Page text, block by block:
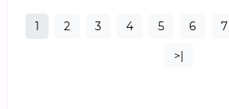
1 2 3 4 5 6 7
>|